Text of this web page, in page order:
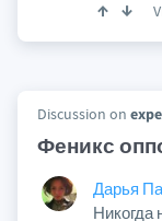
Discussion on
Феникс
Дарья
Никогда